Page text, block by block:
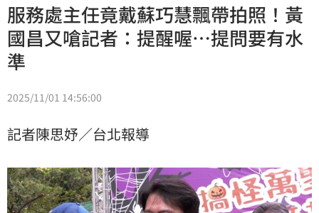
服務處主任竟戴蘇巧慧飄帶拍照！黃
國昌又嗆記者：提醒喔…提問要有水
準
2025/11/01 14:56:00
記者陳思妤／台北報導